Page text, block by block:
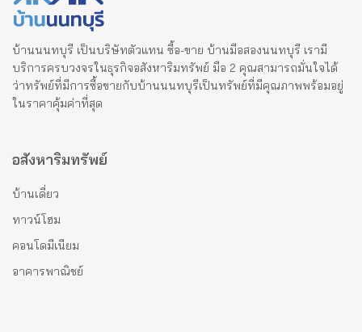
บ้านนนทบุรี เป็นบริษัทตัวแทน ซื้อ-ขาย บ้านมือสองนนทบุรี เรามี
บริการครบวงจรในธุรกิจอสังหาริมทรัพย์ มือ 2 คุณสามารถมั่นใจได้
ว่าทรัพย์ที่มีการซื้อขายกับบ้านนนทบุรีเป็นทรัพย์ที่มีคุณภาพพร้อมอยู่
ในราคาคุ้มค่าที่สุด
อสังหาริมทรัพย์
บ้านเดี่ยว
ทาวน์โฮม
คอนโดมีเนียม
อาคารพาณิชย์